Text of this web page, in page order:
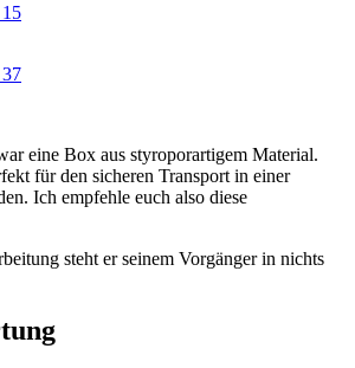
eine Box aus styroporartigem Material.
für den sicheren Transport in einer
Ich empfehle euch also diese
steht er seinem Vorgänger in nichts